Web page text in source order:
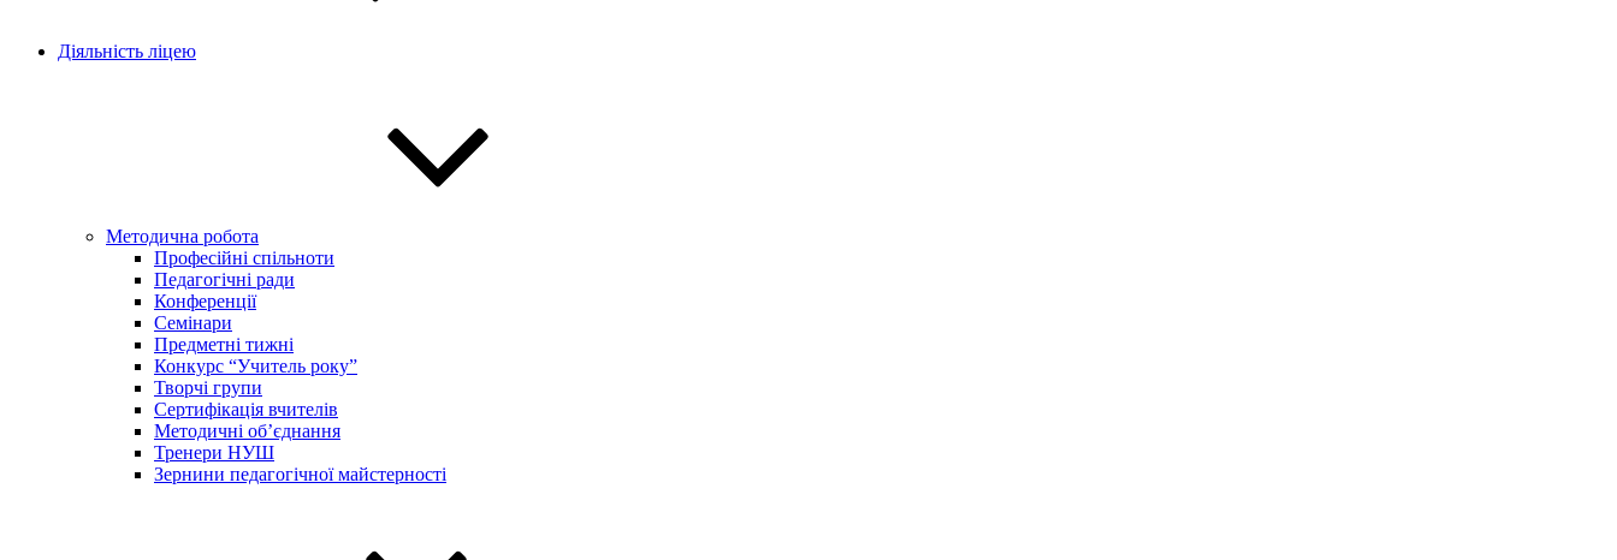
Діяльність ліцею
Методична робота
Професійні спільноти
Педагогічні ради
Конференції
Семінари
Предметні тижні
Конкурс “Учитель року”
Творчі групи
Сертифікація вчителів
Методичні об’єднання
Тренери НУШ
Зернини педагогічної майстерності